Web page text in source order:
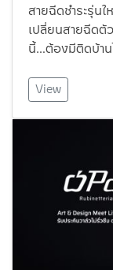
สายฉีดชำระรุ่น
เปลี่ยนสายฉีดตั
นี้…ต้องมีติดบ้า
View